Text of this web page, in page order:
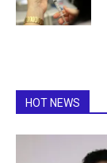
HOT NEWS